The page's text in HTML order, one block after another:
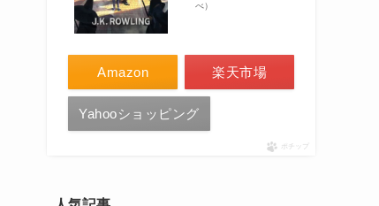
べ）
Amazon 楽天市場
Yahooショッピング
ポチップ